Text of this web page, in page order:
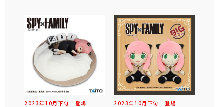
2023年 10月 下旬 登場 2023年 10月 下旬 登場